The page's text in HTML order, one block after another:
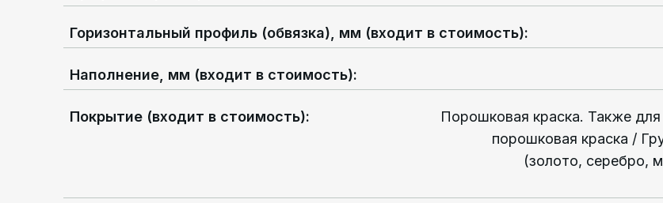
Горизонтальный профиль (обвязка), мм (входит в стоимость):
Наполнение, мм (входит в стоимость):
Покрытие (входит в стоимость):
Порошковая краска. Также
порошковая краска /
(золото, серебро,